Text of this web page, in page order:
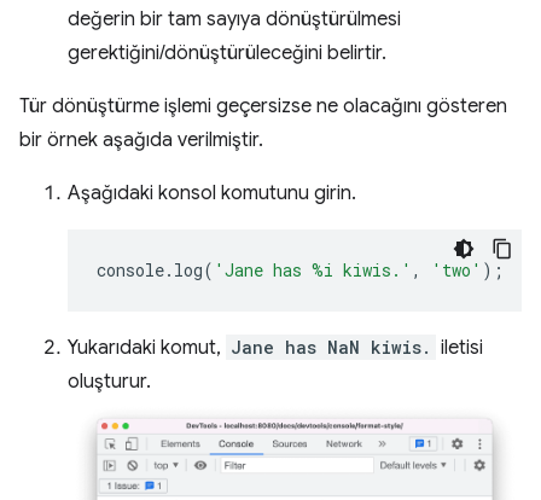
değerin bir tam sayıya dönüştürülmesi
gerektiğini/dönüştürüleceğini belirtir.
Tür dönüştürme işlemi geçersizse ne olacağını gösteren
bir örnek aşağıda verilmiştir.
Aşağıdaki konsol komutunu girin.
console. log( 'Jane has %i kiwis.' , 'two' );
Yukarıdaki komut, Jane has NaN kiwis. iletisi
oluşturur.